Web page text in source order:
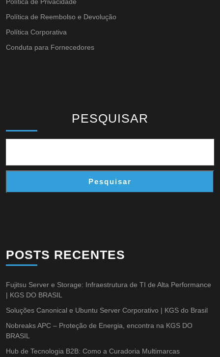
Política de Privacidade
Política de Reembolso e Devolução
Política Corporativa
Conduta para Fornecedores
PESQUISAR
Pesquisar
POSTS RECENTES
Fujitsu Server e Storage: Infraestrutura de TI de Alta Performance
| KGS DO BRASIL
Soluções Canonical e Ubuntu Server Corporativo | KGS do Brasil
Nobreaks APC – Proteção de Energia, encontra na KGS DO
BRASIL
Hub de Tecnologia B2B: Como a Curadoria Multimarcas